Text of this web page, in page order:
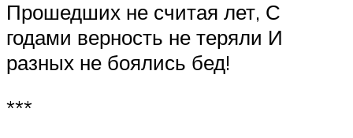
Прошедших не считая лет, С
годами верность не теряли И
разных не боялись бед!
***